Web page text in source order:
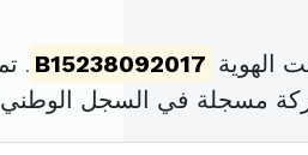
الهوية B15238092017 . تم
مسجلة في السجل